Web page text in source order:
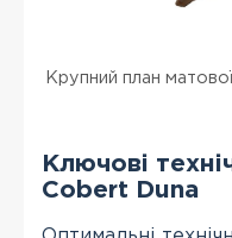
Крупний план
Ключові
Cobert Duna